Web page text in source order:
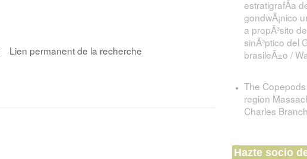
Lien permanent de la recherche
estratigrafÃ­a
gondwÃ¡nico
a propÃ³sito
sinÃ³ptico del
brasileÃ±o /
The
region
Charles Branch
Hazte socio